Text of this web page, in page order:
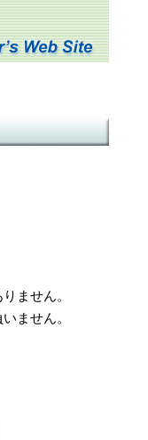
ません。
ません。